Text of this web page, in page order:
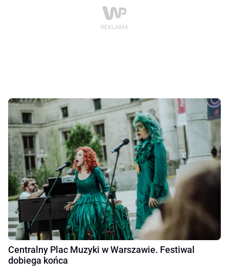
Centralny Plac Muzyki w Warszawie. Festiwal
dobiega końca